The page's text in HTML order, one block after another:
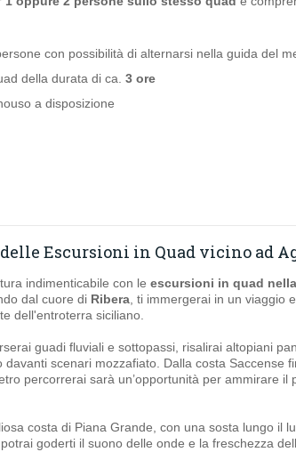
con possibilità di alternarsi nella guida del
della durata di ca. 3 ore
a disposizione
Escursioni in Quad vicino ad
indimenticabile con le escursioni in quad
dal cuore di Ribera , ti immergerai in un viaggio
dell'entroterra siciliano.
guadi fluviali e sottopassi, risalirai altopiani
scenari mozzafiato. Dalla costa Saccense
percorrerai sarà un’opportunità per ammirare il
costa di Piana Grande, con una sosta lungo il
goderti il suono delle onde e la freschezza